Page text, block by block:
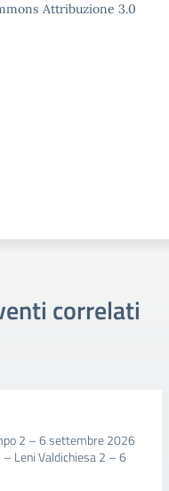
Attribuzione 3.0
correlati
2 – 6 settembre 2026
Leni Valdichiesa 2 – 6